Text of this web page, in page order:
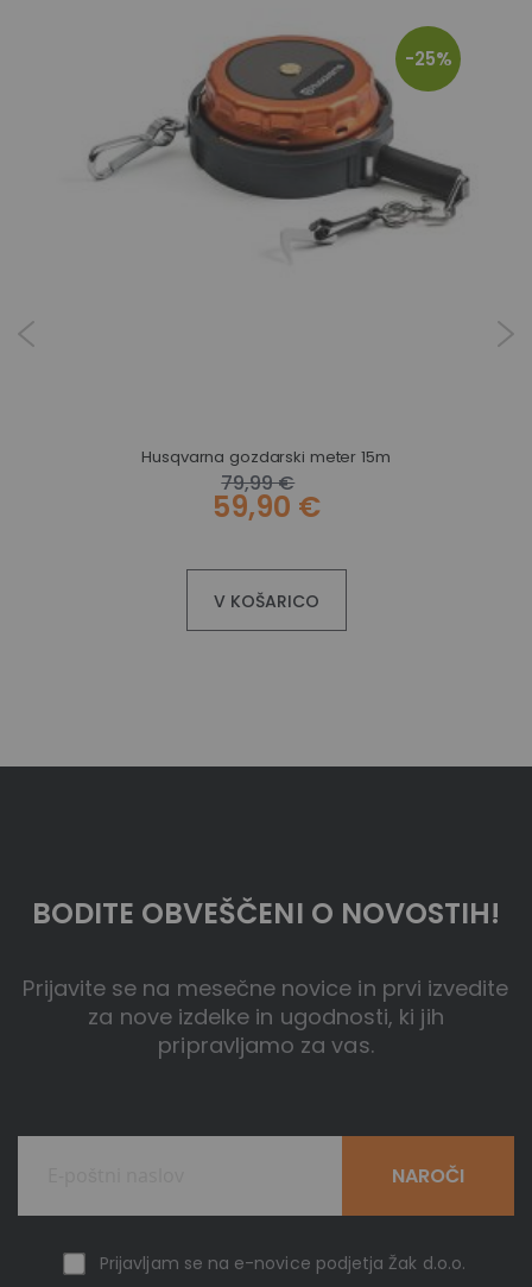
-25%
Husqvarna gozdarski meter 15m
79,99 €
59,90 €
V KOŠARICO
BODITE OBVEŠČENI O NOVOSTIH!
Prijavite se na mesečne novice in prvi izvedite
za nove izdelke in ugodnosti, ki jih
pripravljamo za vas.
Prijavljam se na e-novice podjetja Žak d.o.o.
NAROČI